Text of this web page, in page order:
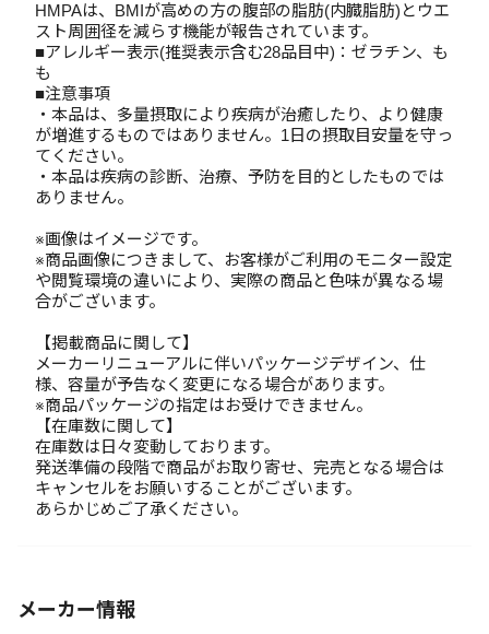
HMPAは、BMIが高めの方の腹部の脂肪(内臓脂肪)とウエ
スト周囲径を減らす機能が報告されています。
■アレルギー表示(推奨表示含む28品目中)：ゼラチン、も
も
■注意事項
・本品は、多量摂取により疾病が治癒したり、より健康
が増進するものではありません。1日の摂取目安量を守っ
てください。
・本品は疾病の診断、治療、予防を目的としたものでは
ありません。
※画像はイメージです。
※商品画像につきまして、お客様がご利用のモニター設定
や閲覧環境の違いにより、実際の商品と色味が異なる場
合がございます。
【掲載商品に関して】
メーカーリニューアルに伴いパッケージデザイン、仕
様、容量が予告なく変更になる場合があります。
※商品パッケージの指定はお受けできません。
【在庫数に関して】
在庫数は日々変動しております。
発送準備の段階で商品がお取り寄せ、完売となる場合は
キャンセルをお願いすることがございます。
あらかじめご了承ください。
メーカー情報